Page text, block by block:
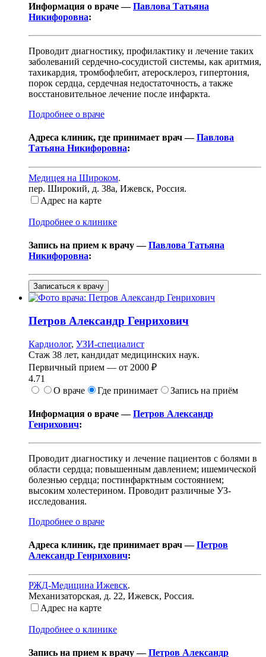
Информация о враче —Павлова Татьяна
Никифоровна:
Проводит диагностику, профилактику и лечение таких
заболеваний сердечно-сосудистой системы, как аритмия,
тахикардия, тромбофлебит, атеросклероз, гипертония,
порок сердца, сердечная недостаточность, а также
восстановительное лечение после инфаркта.
Подробнее о враче
Адреса клиник, где принимает врач —Павлова
Татьяна Никифоровна:
Медицея на Широком.
пер. Широкий, д. 38а, Ижевск, Россия.
Адрес на карте
Подробнее о клинике
Запись на прием к врачу —Павлова Татьяна
Никифоровна:
Записаться к врачу
Петров Александр Генрихович
Кардиолог, УЗИ-специалист
Стаж 38 лет, кандидат медицинских наук.
Первичный прием — от 2000 ₽
4.71
О враче
Где принимает Запись на приём
Информация о враче —Петров Александр
Генрихович:
Проводит диагностику и лечение пациентов с болями в
области сердца; повышенным давлением; ишемической
болезнью сердца; постинфарктным состоянием;
высоким холестерином. Проводит различные УЗ-
исследования.
Подробнее о враче
Адреса клиник, где принимает врач —Петров
Александр Генрихович:
РЖД-Медицина Ижевск.
Механизаторская, д. 22, Ижевск, Россия.
Адрес на карте
Подробнее о клинике
Запись на прием к врачу —Петров Александр